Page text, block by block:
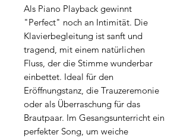
Als Piano Playback gewinnt
"Perfect" noch an Intimität. Die
Klavierbegleitung ist sanft und
tragend, mit einem natürlichen
Fluss, der die Stimme wunderbar
einbettet. Ideal für den
Eröffnungstanz, die Trauzeremonie
oder als Überraschung für das
Brautpaar. Im Gesangsunterricht ein
perfekter Song, um weiche